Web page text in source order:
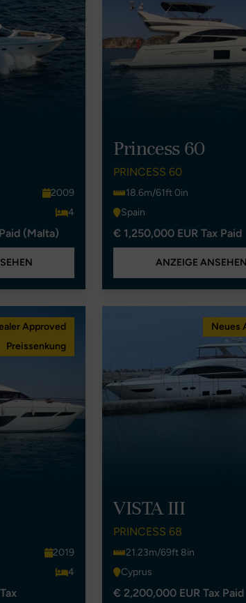
2009
4
(Malta)
Princess 60
PRINCESS 60
18.6m/61ft 0in
Spain
€ 1,250,000 EUR Tax Paid
ANZEIGE ANSEHEN
Approved
Preissenkung
2019
4
Neues
VISTA III
PRINCESS 68
21.23m/69ft 8in
Cyprus
€ 2,200,000 EUR Tax Paid